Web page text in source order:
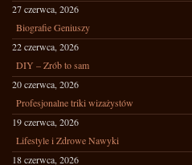
27 czerwca, 2026
Biografie Geniuszy
22 czerwca, 2026
DIY – Zrób to sam
20 czerwca, 2026
Profesjonalne triki wizażystów
19 czerwca, 2026
Lifestyle i Zdrowe Nawyki
18 czerwca, 2026